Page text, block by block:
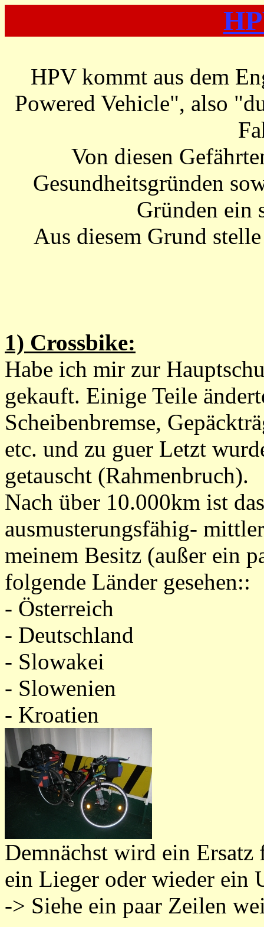
HPV kommt aus dem
Powered Vehicle", also
Von diesen
Gesundheitsgründen
Gründen ein
Aus diesem Grund
1) Crossbike:
Habe ich mir zur
gekauft. Einige Teile
Scheibenbremse,
etc. und zu guer Letzt
getauscht (Rahmenbruch).
Nach über 10.000km ist
ausmusterungsfähig-
meinem Besitz (außer ein
folgende Länder gesehen::
- Österreich
- Deutschland
- Slowakei
- Slowenien
- Kroatien
Demnächst wird ein Ersatz
ein Lieger oder wieder ein
-> Siehe ein paar Zeilen